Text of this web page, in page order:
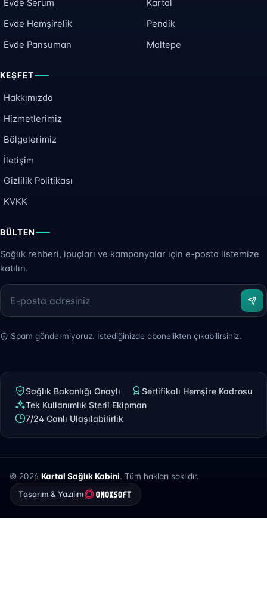
Evde Serum
Evde Hemşirelik
Evde Pansuman
Kartal
Pendik
Maltepe
KEŞFET
Hakkımızda
Hizmetlerimiz
Bölgelerimiz
İletişim
Gizlilik Politikası
KVKK
BÜLTEN
Sağlık rehberi, ipuçları ve kampanyalar için e-posta listemize
katılın.
Spam göndermiyoruz. İstediğinizde abonelikten çıkabilirsiniz.
Sağlık Bakanlığı Onaylı
Sertifikalı Hemşire Kadrosu
Tek Kullanımlık Steril Ekipman
7/24 Canlı Ulaşılabilirlik
© 2026 Kartal Sağlık Kabini. Tüm hakları saklıdır.
Tasarım & Yazılım